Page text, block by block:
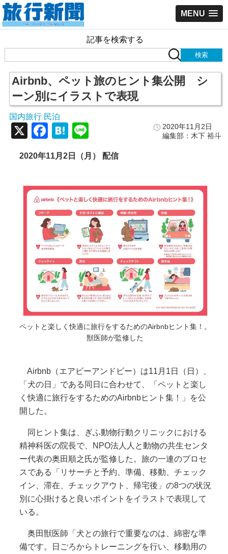
MENU
記事を検索する
Airbnb、ペット旅のヒント集公開 シ
ーン別にイラストで表現
国内旅行 民泊
2020年11月2日
編集部：木下 裕斗
X Facebook
Hatena
2020年11月2日（月） 配信
ペットと楽しく快適に旅行をするためのAirbnbヒント集！。
獣医師が監修した
Airbnb（エアビーアンドビー）は11月1日（日）、
「犬の日」である同日に合わせて、「ペットと楽し
く快適に旅行をするためのAirbnbヒント集！」を公
開した。
同ヒント集は、ぎふ動物行動クリニックにおける
精神科医の院長で、NPO法人人と動物の共生センタ
ー代表の奥田順之氏が監修した。旅の一連のプロセ
スである「リサーチと予約、準備、移動、チェック
イン、滞在、チェックアウト、帰宅後」の8つの状況
別に心掛けると良いポイントをイラストで表現して
いる。
奥田獣医師「犬との旅行で重要なのは、綿密な準
備です。日ごろからトレーニングを行い、移動用の